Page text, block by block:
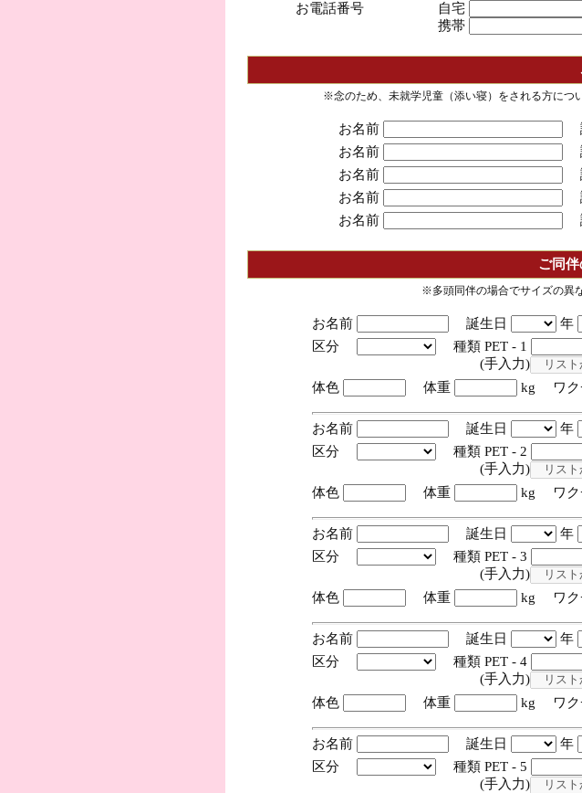
お電話番号
自宅
携帯
※念のため、未就学児童（添い寝）をされる方につ
お名前
お名前
お名前
お名前
お名前
ご同
※多頭同伴の場合でサイズの異
お名前 誕生日 年
区分
種類 PET - 1
(手入力)
体色
体重 kg ワク
お名前 誕生日 年
区分
種類 PET - 2
(手入力)
体色
体重 kg ワク
お名前 誕生日 年
区分
種類 PET - 3
(手入力)
体色
体重 kg ワク
お名前 誕生日 年
区分
種類 PET - 4
(手入力)
体色
体重 kg ワク
お名前 誕生日 年
区分
種類 PET - 5
(手入力)